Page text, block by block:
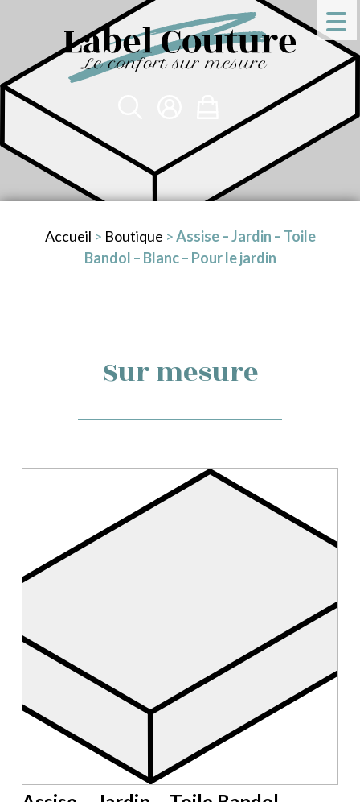
Accueil > Boutique >Assise – Jardin – Toile
Bandol – Blanc – Pour le jardin
Sur mesure